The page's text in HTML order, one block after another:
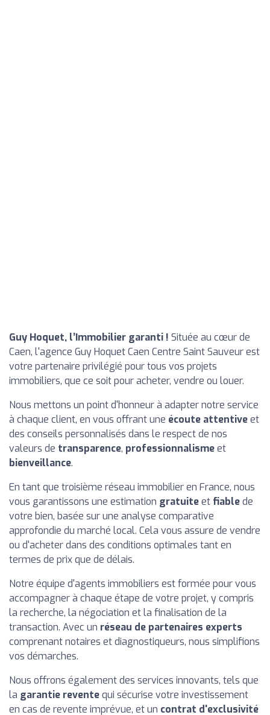
Guy Hoquet, l’Immobilier garanti ! Située au cœur de
Caen, l'agence Guy Hoquet Caen Centre Saint Sauveur est
votre partenaire privilégié pour tous vos projets
immobiliers, que ce soit pour acheter, vendre ou louer.
Nous mettons un point d'honneur à adapter notre service
à chaque client, en vous offrant une écoute attentiveet
des conseils personnalisés dans le respect de nos
valeurs de transparence, professionnalismeet
bienveillance.
En tant que troisième réseau immobilier en France, nous
vous garantissons une estimation gratuiteet fiablede
votre bien, basée sur une analyse comparative
approfondie du marché local. Cela vous assure de vendre
ou d'acheter dans des conditions optimales tant en
termes de prix que de délais.
Notre équipe d'agents immobiliers est formée pour vous
accompagner à chaque étape de votre projet, y compris
la recherche, la négociation et la finalisation de la
transaction. Avec un réseau de partenaires experts
comprenant notaires et diagnostiqueurs, nous simplifions
vos démarches.
Nous offrons également des services innovants, tels que
la garantie reventequi sécurise votre investissement
en cas de revente imprévue, et un contrat d'exclusivité